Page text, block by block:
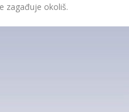
zagađuje okoliš.